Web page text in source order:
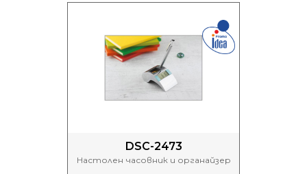
DSC-2473
Настолен часовник и органайзер